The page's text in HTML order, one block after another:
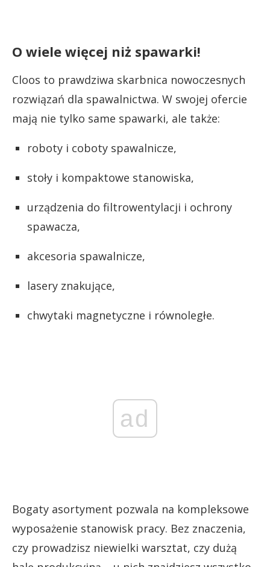
O wiele więcej niż spawarki!
Cloos to prawdziwa skarbnica nowoczesnych
rozwiązań dla spawalnictwa. W swojej ofercie
mają nie tylko same spawarki, ale także:
roboty i coboty spawalnicze,
stoły i kompaktowe stanowiska,
urządzenia do filtrowentylacji i ochrony
spawacza,
akcesoria spawalnicze,
lasery znakujące,
chwytaki magnetyczne i równoległe.
ad
Bogaty asortyment pozwala na kompleksowe
wyposażenie stanowisk pracy. Bez znaczenia,
czy prowadzisz niewielki warsztat, czy dużą